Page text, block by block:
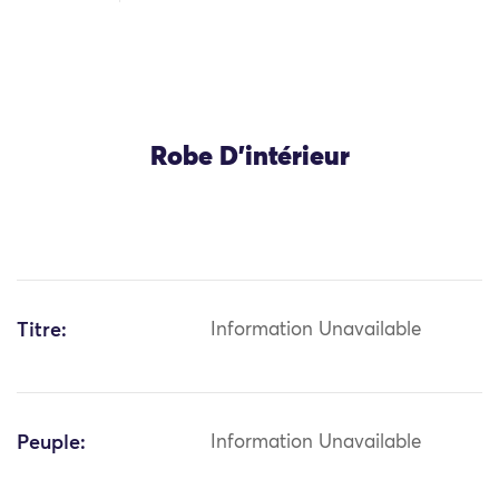
Robe D’intérieur
Titre: Information Unavailable
Peuple: Information Unavailable